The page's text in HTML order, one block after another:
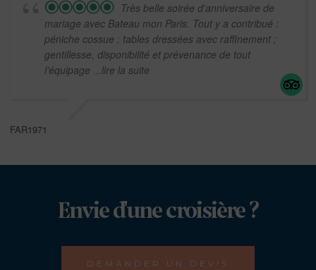
Très belle soirée d'anniversaire de
mariage avec Bateau mon Paris. Tout y a contribué :
péniche cossue ; tables dressées avec raffinement ;
gentillesse, disponibilité et prévenance de tout
l'équipage ...lire la suite
FAR1971
Envie d'une croisière ?
DEMANDER UN DEVIS